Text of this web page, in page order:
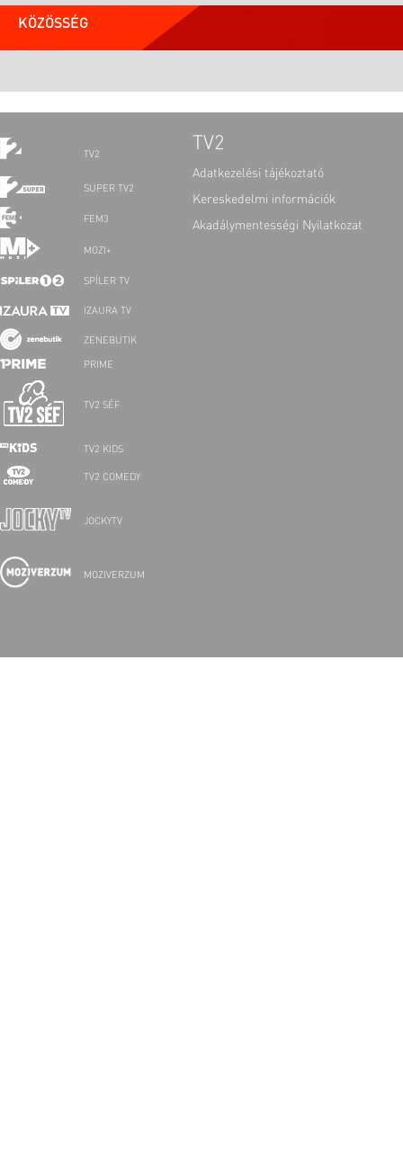
KÖZÖSSÉG
TV2
SUPER TV2
FEM3
MOZI+
SPÍLER TV
IZAURA TV
ZENEBUTIK
PRIME
TV2 SÉF
TV2 KIDS
TV2 COMEDY
JOCKYTV
MOZIVERZUM
TV2
Adatkezelési tájékoztató
Kereskedelmi információk
Akadálymentességi Nyilatkozat